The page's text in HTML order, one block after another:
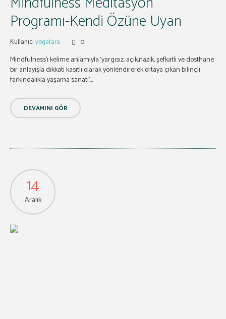
Programı-Kendi Özüne Uyan
Kullanıcıyogatara 0
Mindfulness’ı kelime anlamıyla ‘yargısız, açık,nazik, şefkatli ve dosthane
bir anlayışla dikkati kasıtlı olarak yönlendirerek ortaya çıkan bilinçli
farkındalıkla yaşama sanatı’...
DEVAMINI GÖR
14
Aralık